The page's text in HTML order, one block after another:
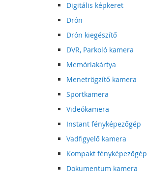
Digitális képkeret
Drón
Drón kiegészítő
DVR, Parkoló kamera
Memóriakártya
Menetrögzítő kamera
Sportkamera
Videókamera
Instant fényképezőgép
Vadfigyelő kamera
Kompakt fényképezőgép
Dokumentum kamera